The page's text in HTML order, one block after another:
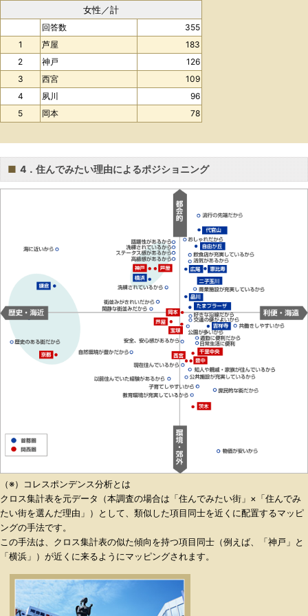
女性／計
回答数
355
1
芦屋
183
2
神戸
126
3
西宮
109
4
夙川
96
5
岡本 78
■ 4．住んでみたい理由によるポジショニング
（※）コレスポンデンス分析とは
クロス集計表を元データ（本調査の場合は「住んでみたい街」×「住んでみ
たい街を選んだ理由」）として、類似した項目同士を近くに配置するマッピ
ングの手法です。
この手法は、クロス集計表の似た傾向を持つ項目同士（例えば、「神戸」と
「横浜」）が近くに来るようにマッピングされます。